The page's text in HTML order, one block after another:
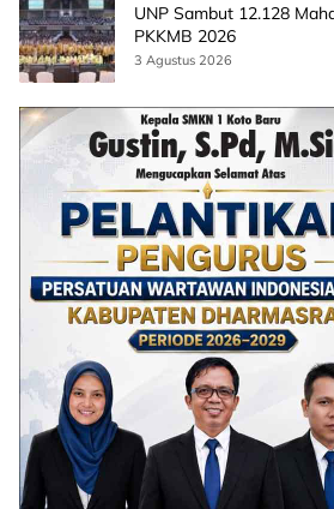
UNP Sambut 12.128
PKKMB 2026
3 Agustus 2026